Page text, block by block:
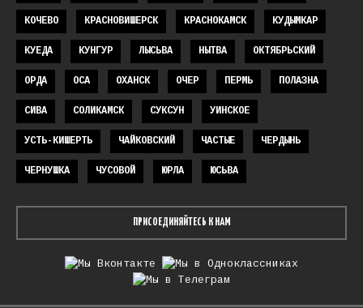
КОЧЕВО КРАСНОВИШЕРСК КРАСНОКАМСК КУДЫМКАР
КУЕДА КУНГУР ЛЫСЬВА НЫТВА ОКТЯБРЬСКИЙ
ОРДА ОСА ОХАНСК ОЧЕР ПЕРМЬ ПОЛАЗНА
СИВА СОЛИКАМСК СУКСУН УИНСКОЕ
УСТЬ-КИШЕРТЬ ЧАЙКОВСКИЙ ЧАСТЫЕ ЧЕРДЫНЬ
ЧЕРНУШКА ЧУСОВОЙ ЮРЛА ЮСЬВА
ПРИСОЕДИНЯЙТЕСЬ К НАМ